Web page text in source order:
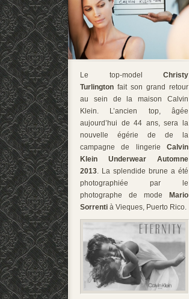
Le top-model Christy
Turlington fait son grand retour
au sein de la maison Calvin
Klein. L’ancien top, âgée
aujourd’hui de 44 ans, sera la
nouvelle égérie de de la
campagne de lingerie Calvin
Klein Underwear Automne
2013. La splendide brune a été
photographiée par le
photographe de mode
Mario
Sorrenti à Vieques, Puerto Rico.